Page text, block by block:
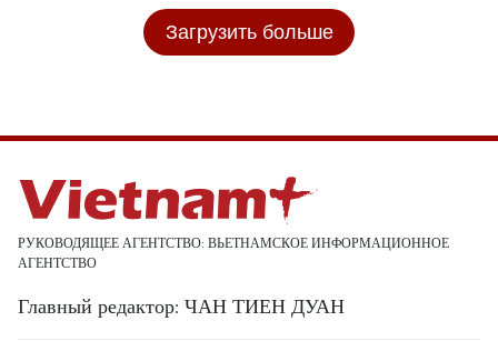
Загрузить больше
РУКОВОДЯЩЕЕ АГЕНТСТВО: ВЬЕТНАМСКОЕ ИНФОРМАЦИОННОЕ
АГЕНТСТВО
Главный редактор: ЧАН ТИЕН ДУАН